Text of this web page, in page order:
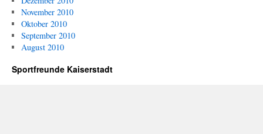
November 2010
Oktober 2010
September 2010
August 2010
Sportfreunde Kaiserstadt